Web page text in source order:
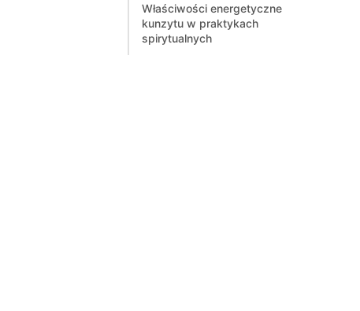
Właściwości energetyczne
kunzytu w praktykach
spirytualnych